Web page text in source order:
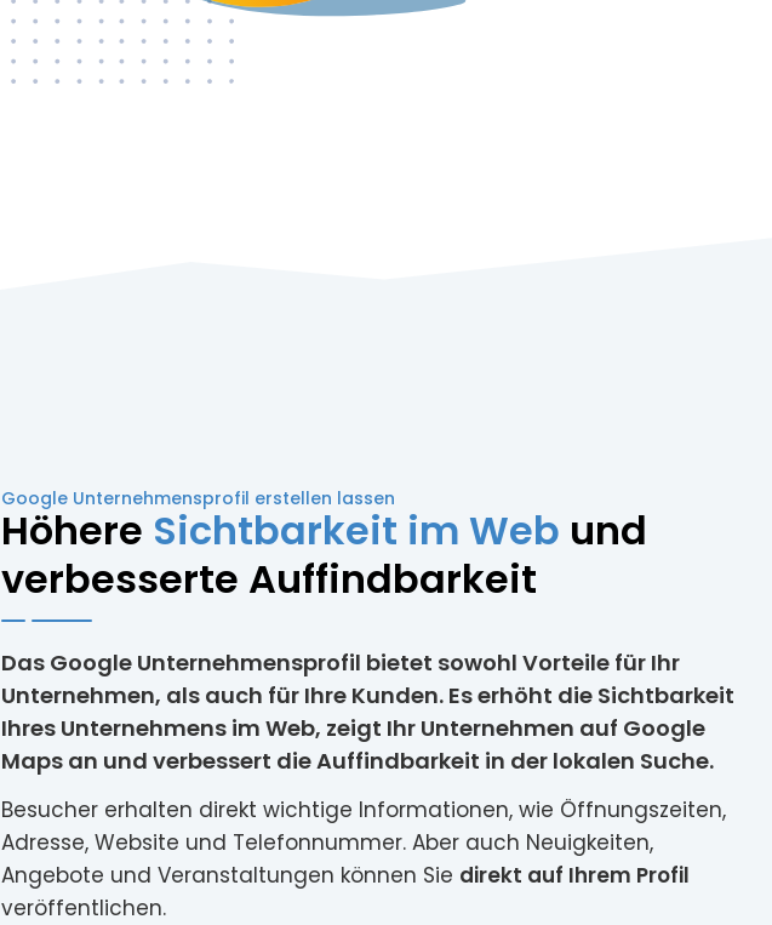
Google Unternehmensprofil erstellen lassen
Höhere Sichtbarkeit im Web und
verbesserte Auffindbarkeit
Das Google Unternehmensprofil bietet sowohl Vorteile für Ihr
Unternehmen, als auch für Ihre Kunden. Es erhöht die Sichtbarkeit
Ihres Unternehmens im Web, zeigt Ihr Unternehmen auf Google
Maps an und verbessert die Auffindbarkeit in der lokalen Suche.
Besucher erhalten direkt wichtige Informationen, wie Öffnungszeiten,
Adresse, Website und Telefonnummer. Aber auch Neuigkeiten,
Angebote und Veranstaltungen können Sie direkt auf Ihrem Profil
veröffentlichen.